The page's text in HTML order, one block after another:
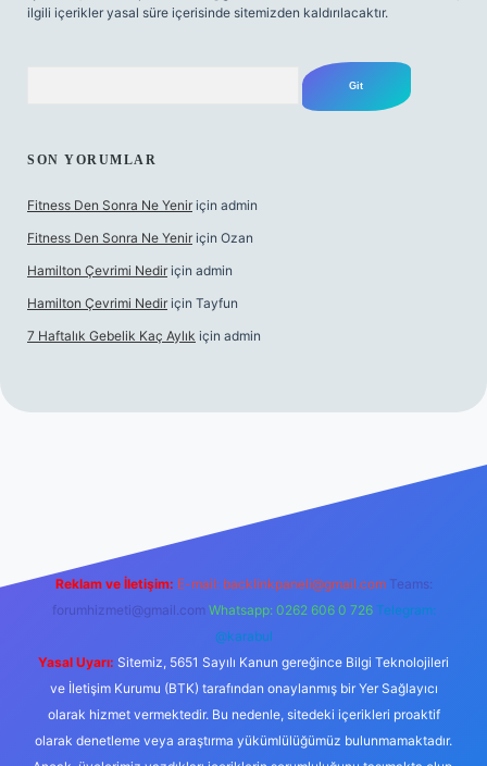
ilgili içerikler yasal süre içerisinde sitemizden kaldırılacaktır.
SON YORUMLAR
Fitness Den Sonra Ne Yenir için admin
Fitness Den Sonra Ne Yenir için Ozan
Hamilton Çevrimi Nedir için admin
Hamilton Çevrimi Nedir için Tayfun
7 Haftalık Gebelik Kaç Aylık için admin
Reklam ve İletişim: E-mail: backlinkpaneli@gmail.com Teams:
forumhizmeti@gmail.com Whatsapp: 0262 606 0 726 Telegram:
@karabul
Yasal Uyarı: Sitemiz, 5651 Sayılı Kanun gereğince Bilgi Teknolojileri
ve İletişim Kurumu (BTK) tarafından onaylanmış bir Yer Sağlayıcı
olarak hizmet vermektedir. Bu nedenle, sitedeki içerikleri proaktif
olarak denetleme veya araştırma yükümlülüğümüz bulunmamaktadır.